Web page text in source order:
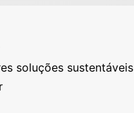
soluções sustentáveis